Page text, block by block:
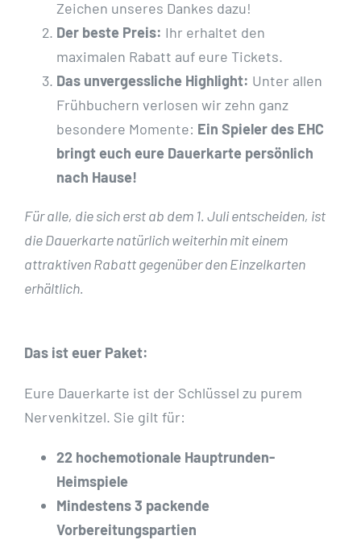
Zeichen unseres Dankes dazu!
Der beste Preis: Ihr erhaltet den
maximalen Rabatt auf eure Tickets.
Das unvergessliche Highlight: Unter allen
Frühbuchern verlosen wir zehn ganz
besondere Momente: Ein Spieler des EHC
bringt euch eure Dauerkarte persönlich
nach Hause!
Für alle, die sich erstab dem 1. Julientscheiden, ist
die Dauerkarte natürlich weiterhin mit einem
attraktiven Rabatt gegenüber den Einzelkarten
erhältlich.
Das ist euer Paket:
Eure Dauerkarte ist der Schlüssel zu purem
Nervenkitzel. Sie gilt für:
22 hochemotionale Hauptrunden-
Heimspiele
Mindestens 3 packende
Vorbereitungspartien